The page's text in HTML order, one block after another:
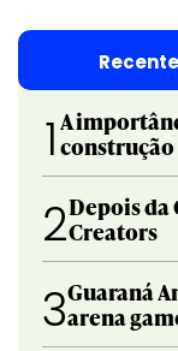
1 A
2Depois da
Creators
3Guaraná
arena